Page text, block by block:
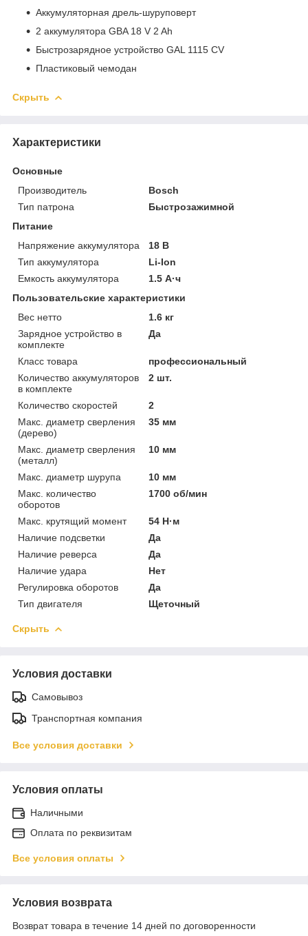
Аккумуляторная дрель-шуруповерт
2 аккумулятора GBA 18 V 2 Ah
Быстрозарядное устройство GAL 1115 CV
Пластиковый чемодан
Скрыть
Характеристики
Основные
Производитель
Bosch
Тип патрона
Быстрозажимной
Питание
Напряжение аккумулятора
18 В
Тип аккумулятора
Li-Ion
Емкость аккумулятора
1.5 А·ч
Пользовательские характеристики
Вес нетто
1.6 кг
Зарядное устройство в
комплекте
Да
Класс товара
профессиональный
Количество аккумуляторов
в комплекте
2 шт.
Количество скоростей
2
Макс. диаметр сверления
(дерево)
35 мм
Макс. диаметр сверления
(металл)
10 мм
Макс. диаметр шурупа
10 мм
Макс. количество
оборотов
1700 об/мин
Макс. крутящий момент
54 Н·м
Наличие подсветки
Да
Наличие реверса
Да
Наличие удара
Нет
Регулировка оборотов
Да
Тип двигателя
Щеточный
Скрыть
Условия доставки
Самовывоз
Транспортная компания
Все условия доставки
Условия оплаты
Наличными
Оплата по реквизитам
Все условия оплаты
Условия возврата
Возврат товара в течение 14 дней по договоренности